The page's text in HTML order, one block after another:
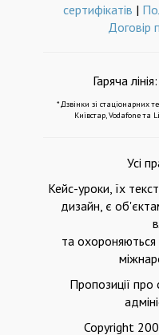
сертифікатів |
Договір
Гаряча лінія:
*Дзвінки зі стаціонарних
Київстар, Vodafone та
Усі
Кейс-уроки, їх
дизайн, є
та
Пропозиції про
Copyright